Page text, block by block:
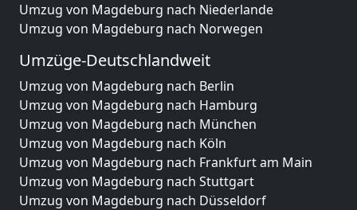
Umzug von Magdeburg nach Niederlande
Umzug von Magdeburg nach Norwegen
Umzüge-Deutschlandweit
Umzug von Magdeburg nach Berlin
Umzug von Magdeburg nach Hamburg
Umzug von Magdeburg nach München
Umzug von Magdeburg nach Köln
Umzug von Magdeburg nach Frankfurt am Main
Umzug von Magdeburg nach Stuttgart
Umzug von Magdeburg nach Düsseldorf